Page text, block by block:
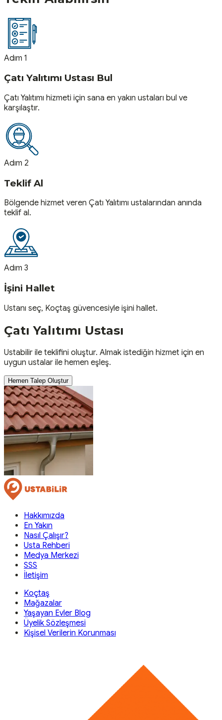
Adım 1
Çatı Yalıtımı Ustası Bul
Çatı Yalıtımı hizmeti için sana en yakın ustaları bul ve
karşılaştır.
Adım 2
Teklif Al
Bölgende hizmet veren Çatı Yalıtımı ustalarından anında
teklif al.
Adım 3
İşini Hallet
Ustanı seç, Koçtaş güvencesiyle işini hallet.
Çatı Yalıtımı Ustası
Ustabilir ile teklifini oluştur. Almak istediğin hizmet için en
uygun ustalar ile hemen eşleş.
Hemen Talep Oluştur
Hakkımızda
En Yakın
Nasıl Çalışır?
Usta Rehberi
Medya Merkezi
SSS
İletişim
Koçtaş
Mağazalar
Yaşayan Evler Blog
Üyelik Sözleşmesi
Kişisel Verilerin Korunması